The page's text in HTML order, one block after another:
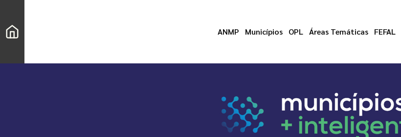
ANMP Municípios OPL Áreas Temáticas FEFAL